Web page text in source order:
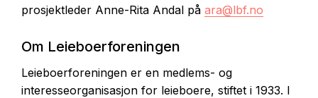
prosjektleder Anne-Rita Andal på ara@lbf.no
Om Leieboerforeningen
Leieboerforeningen er en medlems- og
interesseorganisasjon for leieboere, stiftet i 1933. I